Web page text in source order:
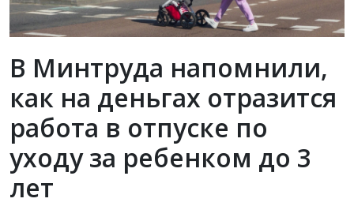
В Минтруда напомнили,
как на деньгах отразится
работа в отпуске по
уходу за ребенком до 3
лет